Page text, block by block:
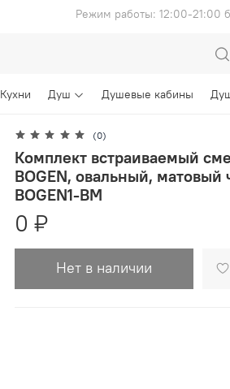
Режим работы: 12:00-21:00
Кухни Душ Душевые кабины
(0)
Комплект встраиваемый
BOGEN, овальный,
BOGEN1-BM
0 ₽
Нет в наличии